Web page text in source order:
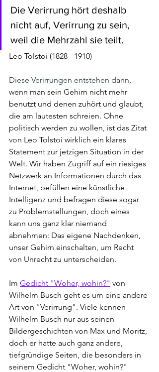
Die Verirrung hört deshalb
nicht auf, Verirrung zu sein,
weil die Mehrzahl sie teilt.
Leo Tolstoi (1828 - 1910)
Diese Verirrungen entstehen dann,
wenn man sein Gehirn nicht mehr
benutzt und denen zuhört und glaubt,
die am lautesten schreien. Ohne
politisch werden zu wollen, ist das Zitat
von Leo Tolstoi wirklich ein klares
Statement zur jetzigen Situation in der
Welt. Wir haben Zugriff auf ein riesiges
Netzwerk an Informationen durch das
Internet, befüllen eine künstliche
Intelligenz und befragen diese sogar
zu Problemstellungen, doch eines
kann uns ganz klar niemand
abnehmen: Das eigene Nachdenken,
unser Gehirn einschalten, um Recht
von Unrecht zu unterscheiden.
Im Gedicht "Woher, wohin?" von
Wilhelm Busch geht es um eine andere
Art von "Verirrung". Viele kennen
Wilhelm Busch nur aus seinen
Bildergeschichten von Max und Moritz,
doch er hatte auch ganz andere,
tiefgründige Seiten, die besonders in
seinem Gedicht "Woher, wohin?"